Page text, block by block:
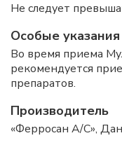
Не следует
Особые указания
Во время приема
рекомендуется
препаратов.
Производитель
«Ферросан А/С»,